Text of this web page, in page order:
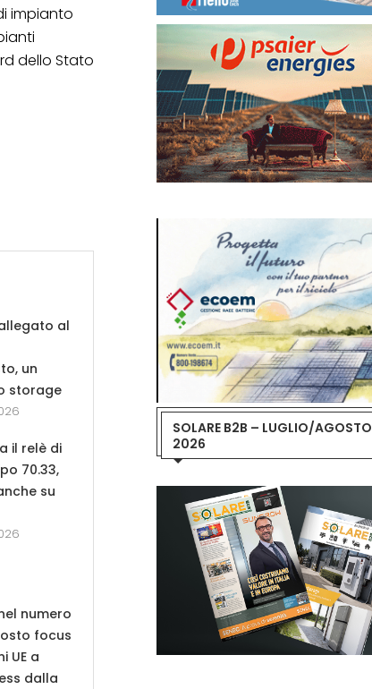
impianto
dello Stato
al
un
storage
il relè di
70.33,
su
numero
focus
UE a
dalla
SOLARE B2B – LUGLIO/AGOSTO
2026